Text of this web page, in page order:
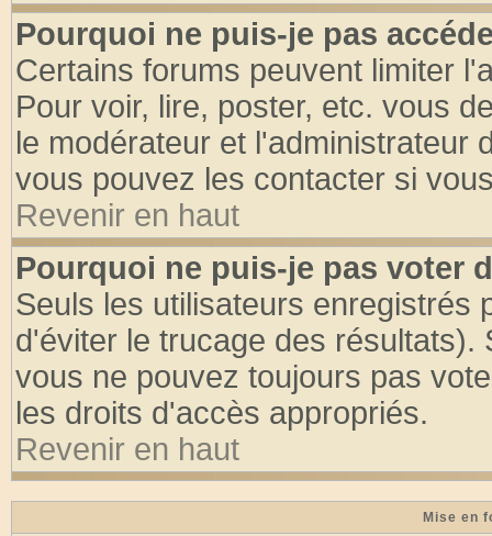
Pourquoi ne puis-je pas
Certains forums peuvent limiter
Pour voir, lire, poster, etc. vous
le modérateur et l'administrateur
vous pouvez les contacter si
Revenir en haut
Pourquoi ne puis-je pas voter
Seuls les utilisateurs enregistrés
d'éviter le trucage des
vous ne pouvez toujours pas
les droits d'accès appropriés.
Revenir en haut
Mise en